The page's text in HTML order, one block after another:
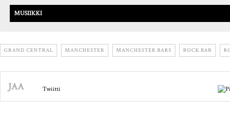
MUSIIKKI
GRAND CENTRAL MANCHESTER MANCHESTER BARS ROCK BAR
JAA Twiitti